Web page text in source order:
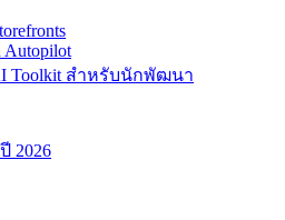
Autopilot
Toolkit สำหรับนักพัฒนา
2026